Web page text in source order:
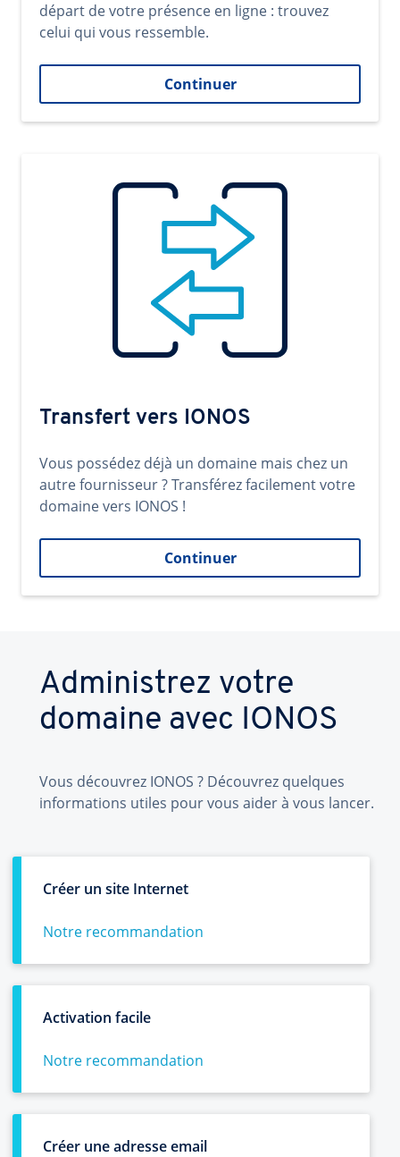
départ de votre présence en ligne : trouvez
celui qui vous ressemble.
Continuer
Transfert vers IONOS
Vous possédez déjà un domaine mais chez un
autre fournisseur ? Transférez facilement votre
domaine vers IONOS !
Continuer
Administrez votre
domaine avec IONOS
Vous découvrez IONOS ? Découvrez quelques
informations utiles pour vous aider à vous lancer.
Créer un site Internet
Notre recommandation
Activation facile
Notre recommandation
Créer une adresse email